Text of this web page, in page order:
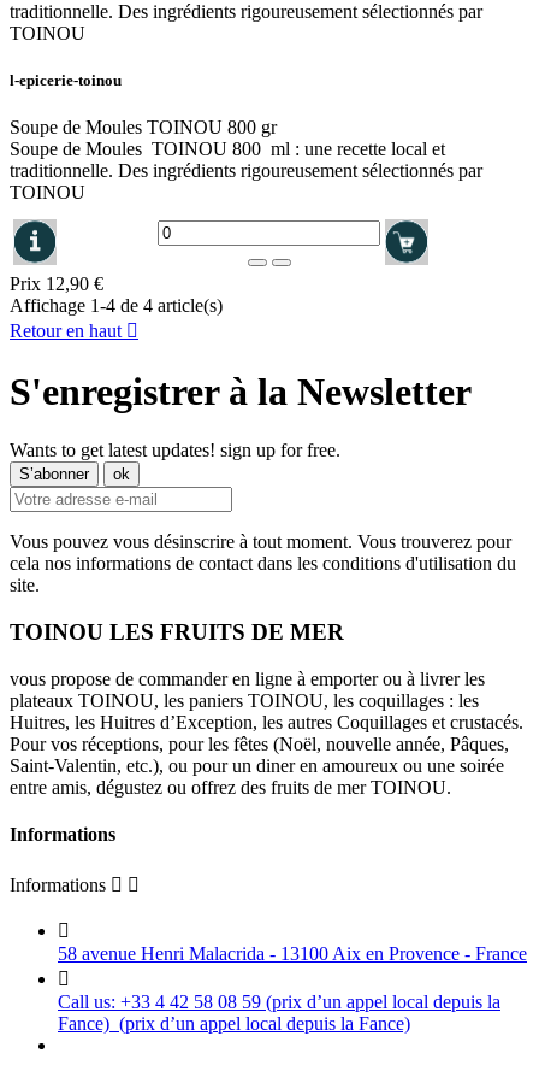
traditionnelle. Des ingrédients rigoureusement sélectionnés par
TOINOU
l-epicerie-toinou
Soupe de Moules TOINOU 800 gr
Soupe de Moules TOINOU 800 ml : une recette local et
traditionnelle. Des ingrédients rigoureusement sélectionnés par
TOINOU
Prix 12,90 €
Affichage 1-4 de 4 article(s)
Retour en haut 
S'enregistrer à la Newsletter
Wants to get latest updates! sign up for free.
Vous pouvez vous désinscrire à tout moment. Vous trouverez pour
cela nos informations de contact dans les conditions d'utilisation du
site.
TOINOU LES FRUITS DE MER
vous propose de commander en ligne à emporter ou à livrer les
plateaux TOINOU, les paniers TOINOU, les coquillages : les
Huitres, les Huitres d’Exception, les autres Coquillages et crustacés.
Pour vos réceptions, pour les fêtes (Noël, nouvelle année, Pâques,
Saint-Valentin, etc.), ou pour un diner en amoureux ou une soirée
entre amis, dégustez ou offrez des fruits de mer TOINOU.
Informations
Informations  

58 avenue Henri Malacrida - 13100 Aix en Provence - France

Call us: +33 4 42 58 08 59 (prix d’un appel local depuis la
Fance) (prix d’un appel local depuis la Fance)